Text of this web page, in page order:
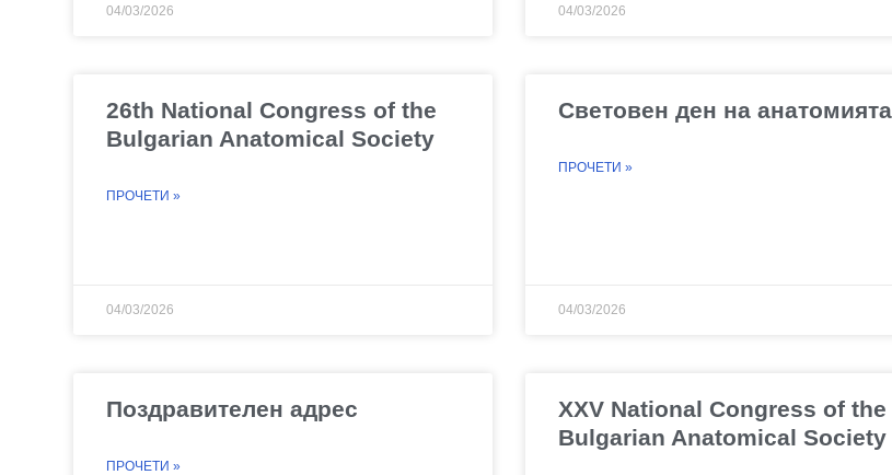
04/03/2026 04/03/2026
26th National Congress of the
Bulgarian Anatomical Society
ПРОЧЕТИ »
04/03/2026
Световен ден на анатомията
ПРОЧЕТИ »
04/03/2026
Поздравителен адрес
ПРОЧЕТИ »
XXV National Congress of the
Bulgarian Anatomical Society